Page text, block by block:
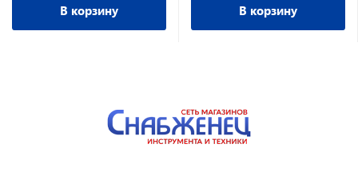
В корзину В корзину